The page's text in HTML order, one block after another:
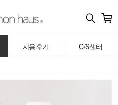
사용후기 C/S센터